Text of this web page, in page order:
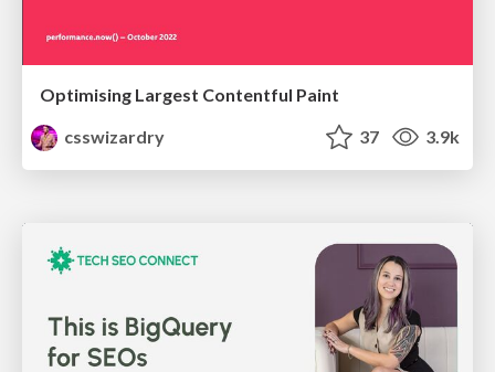
Optimising Largest Contentful Paint
csswizardry
37 3.9k